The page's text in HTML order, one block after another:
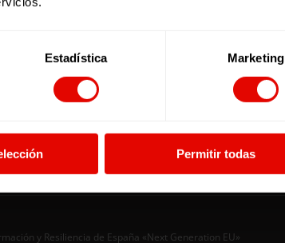
Estadística Marketing
Permitir todas
y Resiliencia de España «Next Generation EU»